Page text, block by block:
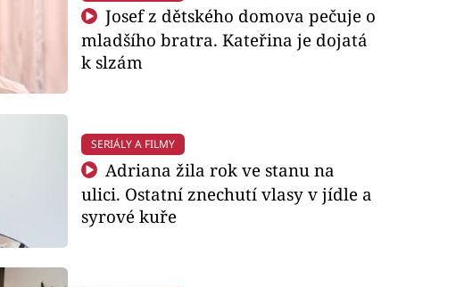
Josef z dětského domova pečuje o
mladšího bratra. Kateřina je dojatá
k slzám
SERIÁLY A FILMY
Adriana žila rok ve stanu na
ulici. Ostatní znechutí vlasy v jídle a
syrové kuře